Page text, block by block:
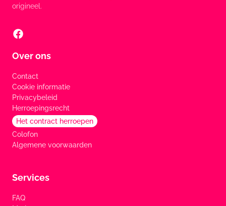
origineel.
Over ons
Contact
Cookie informatie
Privacybeleid
Herroepingsrecht
Het contract herroepen
Colofon
Algemene voorwaarden
Services
FAQ